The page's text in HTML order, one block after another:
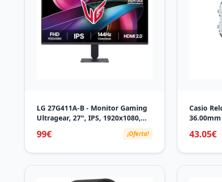
LG 27G411A-B - Monitor Gaming
Ultragear, 27", IPS, 1920x1080,
16:9, 144Hz, 1 ms/HDR10/NVIDIA
G-Sync/FreeSync, Blanco
99€ ¡Oferta!
Casio
43.05€